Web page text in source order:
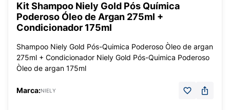
Kit Shampoo Niely Gold Pós Química
Poderoso Óleo de Argan 275ml +
Condicionador 175ml
Shampoo Niely Gold Pós-Quimica Poderoso Òleo de argan
275ml + Condicionador Niely Gold Pós-Quimica Poderoso
Òleo de argan 175ml
Marca:NIELY